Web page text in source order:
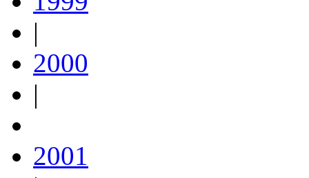
|
2000
|
2001